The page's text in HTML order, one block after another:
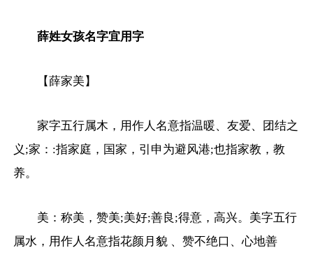
薛姓女孩名字宜用字
【薛家美】
家字五行属木，用作人名意指温暖、友爱、团结之
义;家：:指家庭，国家，引申为避风港;也指家教，教
养。
美：称美，赞美;美好;善良;得意，高兴。美字五行
属水，用作人名意指花颜月貌 、赞不绝口、心地善